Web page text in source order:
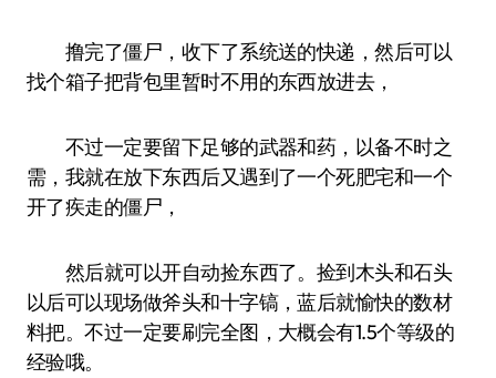
撸完了僵尸，收下了系统送的快递，然后可以
找个箱子把背包里暂时不用的东西放进去，
不过一定要留下足够的武器和药，以备不时之
需，我就在放下东西后又遇到了一个死肥宅和一个
开了疾走的僵尸，
然后就可以开自动捡东西了。捡到木头和石头
以后可以现场做斧头和十字镐，蓝后就愉快的数材
料把。不过一定要刷完全图，大概会有1.5个等级的
经验哦。